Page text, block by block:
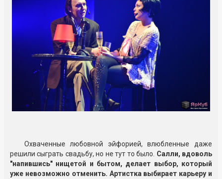
Охваченные любовной эйфорией, влюбленные даже
решили сыграть свадьбу, но не тут то было. Салли, вдоволь
"напившись" нищетой и бытом, делает выбор, который
уже невозможно отменить. Артистка выбирает карьеру и